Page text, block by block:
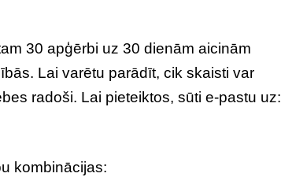
30 apģērbi uz 30 dienām aicinām
Lai varētu parādīt, cik skaisti var
radoši. Lai pieteiktos, sūti e-pastu uz:
kombinācijas: